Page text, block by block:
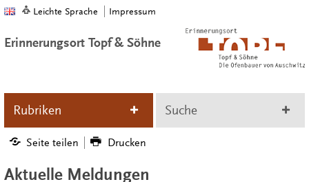
Leichte Sprache Impressum
Erinnerungsort Topf & Söhne
Rubriken Suche
Seite teilen Drucken
Aktuelle Meldungen